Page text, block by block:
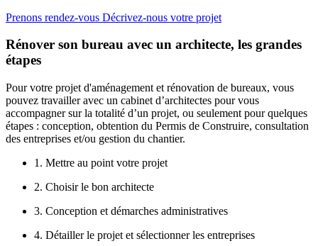
Prenons rendez-vous Décrivez-nous votre projet
Rénover son bureau avec un architecte, les grandes
étapes
Pour votre projet d'aménagement et rénovation de bureaux, vous
pouvez travailler avec un cabinet d’architectes pour vous
accompagner sur la totalité d’un projet, ou seulement pour quelques
étapes : conception, obtention du Permis de Construire, consultation
des entreprises et/ou gestion du chantier.
1. Mettre au point votre projet
2. Choisir le bon architecte
3. Conception et démarches administratives
4. Détailler le projet et sélectionner les entreprises